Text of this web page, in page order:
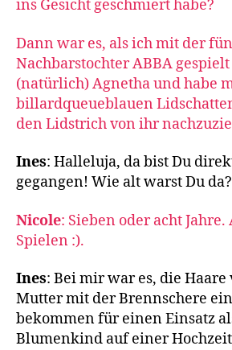
ins Gesicht geschmiert habe?
Dann war es, als ich mit der
Nachbarstochter ABBA
(natürlich) Agnetha und habe
billardqueueblauen
den Lidstrich von ihr
Ines: Halleluja, da bist Du
gegangen! Wie alt warst Du da?
Nicole: Sieben oder acht
Spielen :).
Ines: Bei mir war es, die
Mutter mit der Brennschere
bekommen für einen Einsatz
Blumenkind auf einer